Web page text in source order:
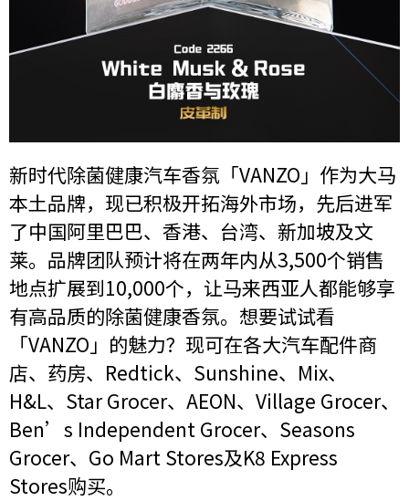
新时代除菌健康汽车香氛「VANZO」作为大马
本土品牌，现已积极开拓海外市场，先后进军
了中国阿里巴巴、香港、台湾、新加坡及文
莱。品牌团队预计将在两年内从3,500个销售
地点扩展到10,000个，让马来西亚人都能够享
有高品质的除菌健康香氛。想要试试看
「VANZO」的魅力？现可在各大汽车配件商
店、药房、Redtick、Sunshine、Mix、
H&L、Star Grocer、AEON、Village Grocer、
Ben’s Independent Grocer、Seasons
Grocer、Go Mart Stores及K8 Express
Stores购买。